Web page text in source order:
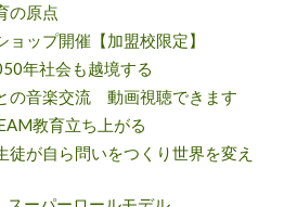
の原点
ップ開催【加盟校限定】
年社会も越境する
の音楽交流 動画視聴できます
教育立ち上がる
が自ら問いをつくり世界を変え